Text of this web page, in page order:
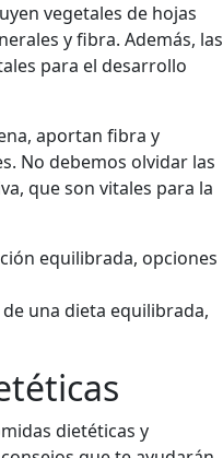
vegetales de hojas
y fibra. Además, las
para el desarrollo
aportan fibra y
No debemos olvidar las
que son vitales para la
equilibrada, opciones
una dieta equilibrada,
dietéticas y